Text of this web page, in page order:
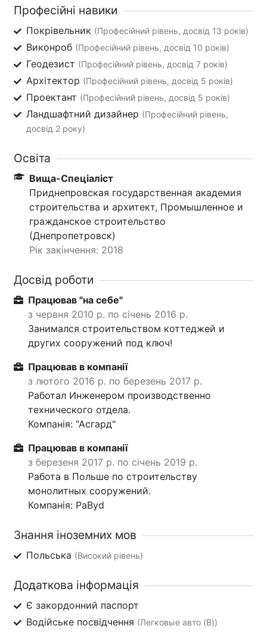
Професійні навики
Покрівельник (Професійний рівень, досвід 13 років)
Виконроб (Професійний рівень, досвід 10 років)
Геодезист (Професійний рівень, досвід 7 років)
Архітектор (Професійний рівень, досвід 5 років)
Проектант (Професійний рівень, досвід 5 років)
Ландшафтний дизайнер (Професійний рівень,
досвід 2 року)
Освіта
Вища-Спеціаліст
Приднепровская государственная академия
строительства и архитект, Промышленное и
гражданское строительство
(Днепропетровск)
Рік закінчення: 2018
Досвід роботи
Працював "на себе"
з червня 2010 р. по січень 2016 р.
Занимался строительством коттеджей и
других сооружений под ключ!
Працював в компанії
з лютого 2016 р. по березень 2017 р.
Работал Инженером производственно
технического отдела.
Компанія: "Асгард"
Працював в компанії
з березеня 2017 р. по січень 2019 р.
Работа в Польше по строительству
монолитных сооружений.
Компанія: PaByd
Знання іноземних мов
Польська (Високий рівень)
Додаткова інформація
Є закордонний паспорт
Водійське посвідчення (Легковые авто (B))